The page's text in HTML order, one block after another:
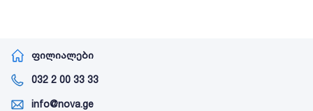
ფილიალები
032 2 00 33 33
info@nova.ge